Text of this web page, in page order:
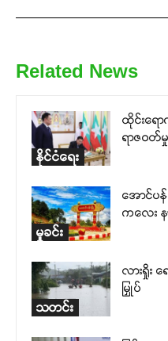
Related News
နိုင်ငံရေး
ထိုင်းရေ
ရာဇဝတ်မှု
မှုခင်း
အောင်ပ
ကလေး န
သတင်း
လားရှိုး
မြှုပ်